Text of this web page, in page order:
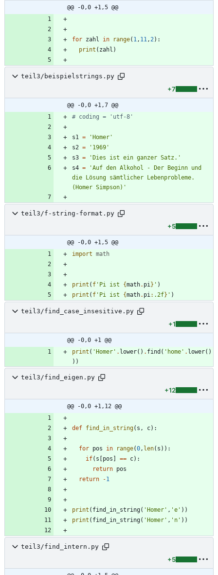
@@ -0,0 +1,5 @@
for zahl in range( 1 , 11 , 2 ) :
print ( zahl )
teil3/beispielstrings.py
+7
@@ -0,0 +1,7 @@
# coding = 'utf-8'
s1 = 'Homer '
s2 = ' 1969 '
s3 = 'Dies ist ein ganzer Satz. '
s4 = 'Auf den Alkohol - Der Beginn und
die Lösung sämtlicher Lebenprobleme.
(Homer Simpson) '
teil3/f-string-format.py
+5
@@ -0,0 +1,5 @@
import math
print ( f ' Pi ist {math. pi } ' )
print ( f ' Pi ist {math. pi : .2f} ' )
teil3/find_case_insesitive.py
+1
@@ -0,0 +1 @@
print ( 'Homer ' . lower( ) . find ( ' home ' . lower( )
) )
teil3/find_eigen.py
+12
@@ -0,0 +1,12 @@
def find_in_string( s , c) :
for pos in range(0 , len( s ) ) :
if( s [pos ] == c) :
return pos
return
-1
print ( find_in_string( 'Homer ' , 'e ' ) )
print ( find_in_string( 'Homer ' , ' n ' ) )
teil3/find_intern.py
+5